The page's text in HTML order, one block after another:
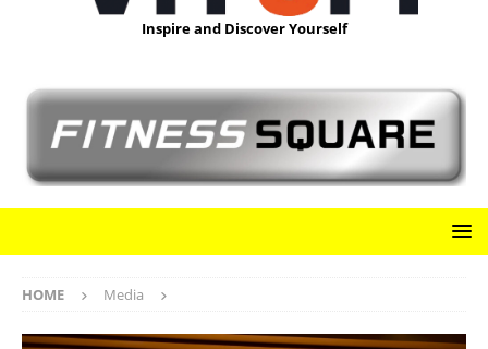
Inspire and Discover Yourself
HOME Media